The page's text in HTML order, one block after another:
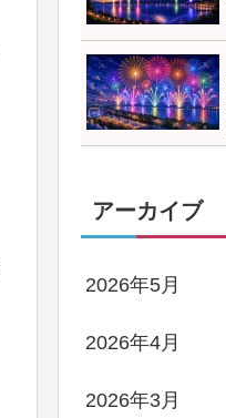
アーカイブ
2026年5月
2026年4月
2026年3月